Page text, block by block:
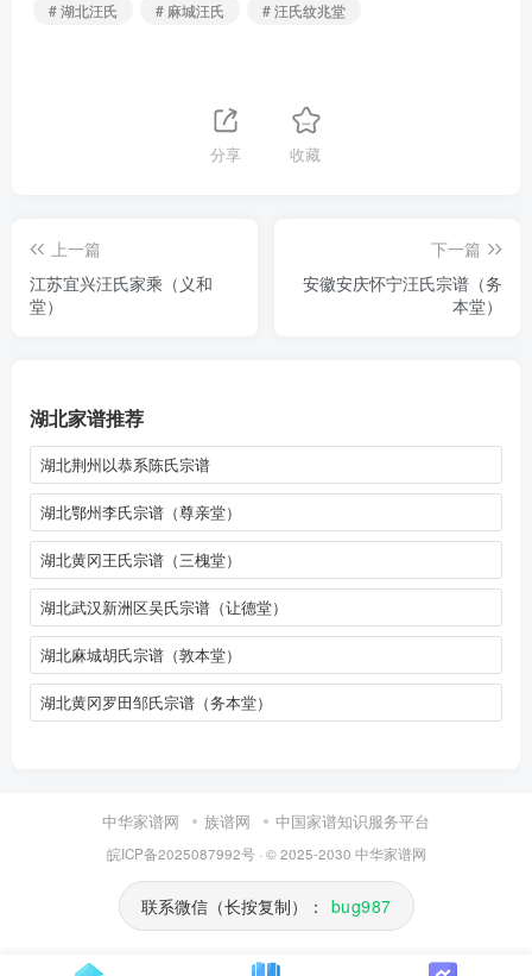
# 湖北汪氏
# 麻城汪氏 # 汪氏纹兆堂
分享 收藏
上一篇
江苏宜兴汪氏家乘（义和
堂）
下一篇
安徽安庆怀宁汪氏宗谱（务
本堂）
湖北家谱推荐
湖北荆州以恭系陈氏宗谱
湖北鄂州李氏宗谱（尊亲堂）
湖北黄冈王氏宗谱（三槐堂）
湖北武汉新洲区吴氏宗谱（让德堂）
湖北麻城胡氏宗谱（敦本堂）
湖北黄冈罗田邹氏宗谱（务本堂）
中华家谱网 族谱网 中国家谱知识服务平台
皖ICP备2025087992号· © 2025-2030 中华家谱网
联系微信（长按复制）： bug987